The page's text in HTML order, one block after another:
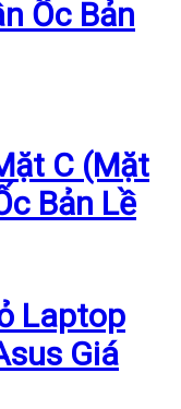
Ốc Bản
C (Mặt
Bản Lề
Laptop
Giá